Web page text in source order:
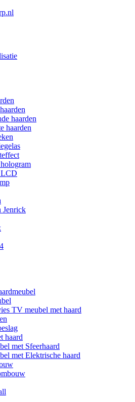
haarden
haarden
Jenrick
TV meubel met haard
haard
met Sfeerhaard
met Elektrische haard